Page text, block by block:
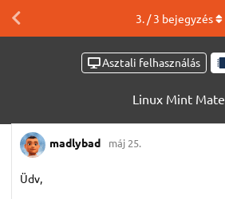
Asztali felhasználás
Linux Mint Mate
3. /3 bejegyzés
madlybad máj 25.
Üdv,